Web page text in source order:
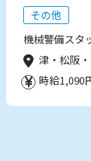
その他
機械警備スタ
津・松阪
時給1,090